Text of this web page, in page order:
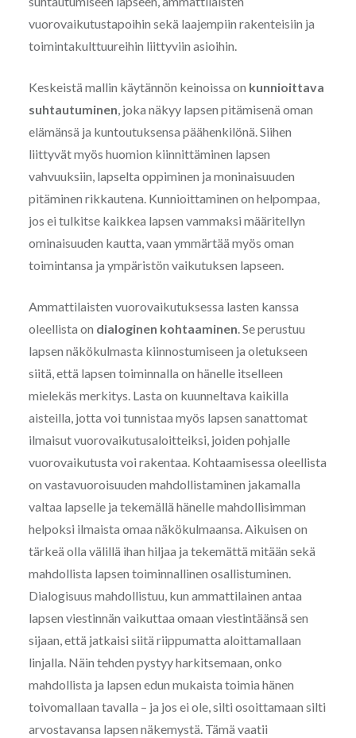
vuorovaikutustapoihin sekä laajempiin rakenteisiin ja
toimintakulttuureihin liittyviin asioihin.
Keskeistä mallin käytännön keinoissa on kunnioittava
suhtautuminen, joka näkyy lapsen pitämisenä oman
elämänsä ja kuntoutuksensa päähenkilönä. Siihen
liittyvät myös huomion kiinnittäminen lapsen
vahvuuksiin, lapselta oppiminen ja moninaisuuden
pitäminen rikkautena. Kunnioittaminen on helpompaa,
jos ei tulkitse kaikkea lapsen vammaksi määritellyn
ominaisuuden kautta, vaan ymmärtää myös oman
toimintansa ja ympäristön vaikutuksen lapseen.
Ammattilaisten vuorovaikutuksessa lasten kanssa
oleellista on dialoginen kohtaaminen. Se perustuu
lapsen näkökulmasta kiinnostumiseen ja oletukseen
siitä, että lapsen toiminnalla on hänelle itselleen
mielekäs merkitys. Lasta on kuunneltava kaikilla
aisteilla, jotta voi tunnistaa myös lapsen sanattomat
ilmaisut vuorovaikutusaloitteiksi, joiden pohjalle
vuorovaikutusta voi rakentaa. Kohtaamisessa oleellista
on vastavuoroisuuden mahdollistaminen jakamalla
valtaa lapselle ja tekemällä hänelle mahdollisimman
helpoksi ilmaista omaa näkökulmaansa. Aikuisen on
tärkeä olla välillä ihan hiljaa ja tekemättä mitään sekä
mahdollista lapsen toiminnallinen osallistuminen.
Dialogisuus mahdollistuu, kun ammattilainen antaa
lapsen viestinnän vaikuttaa omaan viestintäänsä sen
sijaan, että jatkaisi siitä riippumatta aloittamallaan
linjalla. Näin tehden pystyy harkitsemaan, onko
mahdollista ja lapsen edun mukaista toimia hänen
toivomallaan tavalla – ja jos ei ole, silti osoittamaan silti
arvostavansa lapsen näkemystä. Tämä vaatii